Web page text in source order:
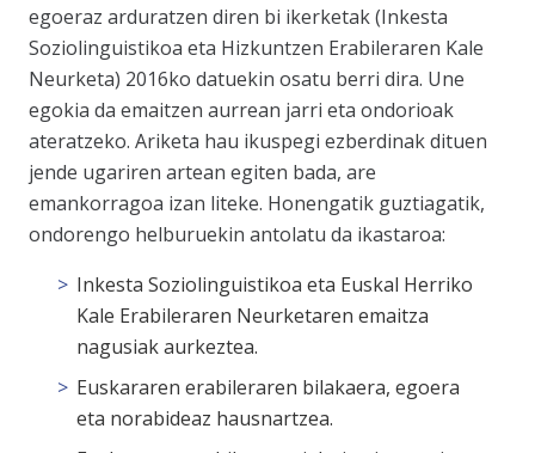
egoeraz arduratzen diren bi ikerketak (Inkesta
Soziolinguistikoa eta Hizkuntzen Erabileraren Kale
Neurketa) 2016ko datuekin osatu berri dira. Une
egokia da emaitzen aurrean jarri eta ondorioak
ateratzeko. Ariketa hau ikuspegi ezberdinak dituen
jende ugariren artean egiten bada, are
emankorragoa izan liteke. Honengatik guztiagatik,
ondorengo helburuekin antolatu da ikastaroa:
Inkesta Soziolinguistikoa eta Euskal Herriko
Kale Erabileraren Neurketaren emaitza
nagusiak aurkeztea.
Euskararen erabileraren bilakaera, egoera
eta norabideaz hausnartzea.